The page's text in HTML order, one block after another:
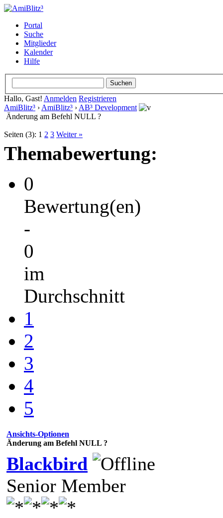
Portal
Suche
Mitglieder
Kalender
Hilfe
Hallo, Gast! Anmelden Registrieren
AmiBlitz³ › AmiBlitz³ › AB³ Development
Änderung am Befehl NULL ?
Seiten (3): 1 2 3 Weiter »
Themabewertung:
0
Bewertung(en)
-
0
im
Durchschnitt
1
2
3
4
5
Ansichts-Optionen
Änderung am Befehl NULL ?
Blackbird
Senior Member